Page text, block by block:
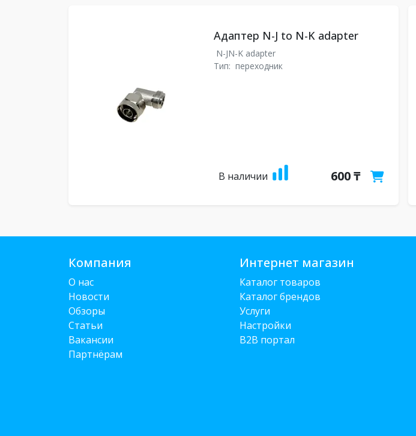
Адаптер N-J to N-K adapter
N-JN-K adapter
Тип: переходник
В наличии 600 ₸
Компания
О нас
Новости
Обзоры
Статьи
Вакансии
Партнёрам
Интернет магазин
Каталог товаров
Каталог брендов
Услуги
Настройки
B2B портал